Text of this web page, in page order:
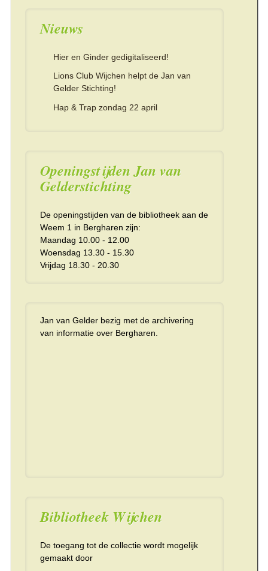
Nieuws
Hier en Ginder gedigitaliseerd!
Lions Club Wijchen helpt de Jan van
Gelder Stichting!
Hap & Trap zondag 22 april
Openingstijden Jan van
Gelderstichting
De openingstijden van de bibliotheek aan de
Weem 1 in Bergharen zijn:
Maandag 10.00 - 12.00
Woensdag 13.30 - 15.30
Vrijdag 18.30 - 20.30
Jan van Gelder bezig met de archivering
van informatie over Bergharen.
Bibliotheek Wijchen
De toegang tot de collectie wordt mogelijk
gemaakt door